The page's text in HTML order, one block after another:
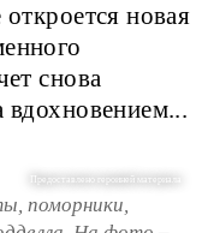
новая
снова
вдохновением...
Предоставлено героиней материала
поморники,